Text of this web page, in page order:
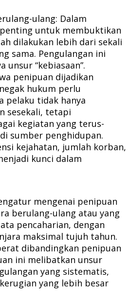
ulang: Dalam
untuk membuktikan
dilakukan lebih dari sekali
sama. Pengulangan ini
unsur “kebiasaan”.
penipuan dijadikan
hukum perlu
pelaku tidak hanya
sesekali, tetapi
kegiatan yang terus-
sumber penghidupan.
kejahatan, jumlah korban,
kunci dalam
mengenai penipuan
berulang-ulang atau yang
pencaharian, dengan
maksimal tujuh tahun.
dibandingkan penipuan
ini melibatkan unsur
yang sistematis,
yang lebih besar